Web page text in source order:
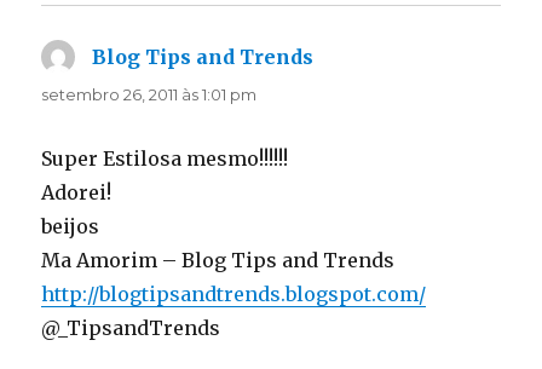
Blog Tips and Trends
setembro 26, 2011 às 1:01 pm
Super Estilosa mesmo!!!!!!
Adorei!
beijos
Ma Amorim – Blog Tips and Trends
http://blogtipsandtrends.blogspot.com/
@_TipsandTrends